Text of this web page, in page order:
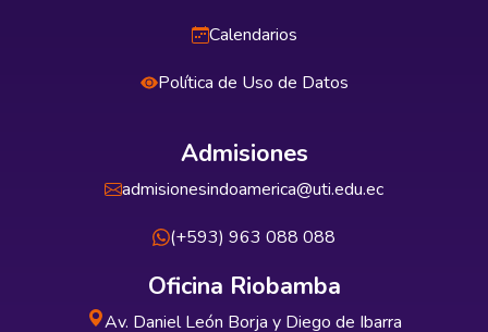
Calendarios
Política de Uso de Datos
Admisiones
admisionesindoamerica@uti.edu.ec
(+593) 963 088 088
Oficina Riobamba
Av. Daniel León Borja y Diego de Ibarra